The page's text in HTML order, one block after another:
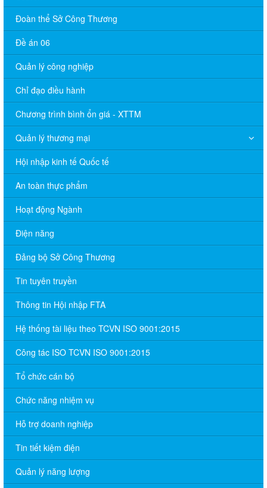
Đoàn thể Sở Công Thương
Đề án 06
Quản lý công nghiệp
Chỉ đạo điều hành
Chương trình bình ổn giá - XTTM
Quản lý thương mại
Hội nhập kinh tế Quốc tế
An toàn thực phẩm
Hoạt động Ngành
Điện năng
Đảng bộ Sở Công Thương
Tin tuyên truyền
Thông tin Hội nhập FTA
Hệ thống tài liệu theo TCVN ISO 9001:2015
Công tác ISO TCVN ISO 9001:2015
Tổ chức cán bộ
Chức năng nhiệm vụ
Hỗ trợ doanh nghiệp
Tin tiết kiệm điện
Quản lý năng lượng